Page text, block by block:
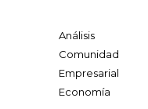
Análisis
Comunidad
Empresarial
Economía